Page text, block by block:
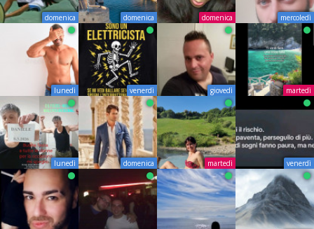
domenica domenica domenica mercoledì
lunedì venerdì giovedì martedì
lunedì domenica martedì venerdì